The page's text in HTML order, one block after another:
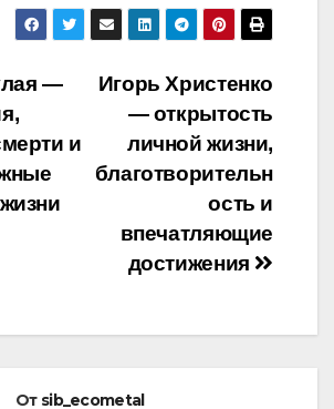
Игорь Христенко
— открытость
личной жизни,
благотворительн
ость и
впечатляющие
достижения
—
и
От sib_ecometal